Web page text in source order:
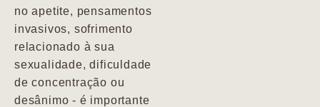
no apetite, pensamentos
invasivos, sofrimento
relacionado à sua
sexualidade, dificuldade
de concentração ou
desânimo - é importante